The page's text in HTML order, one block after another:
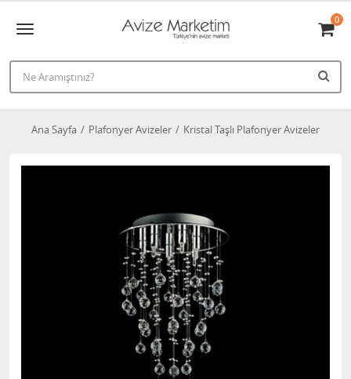
0
Ana Sayfa Plafonyer Avizeler Kristal Taşlı Plafonyer Avizeler